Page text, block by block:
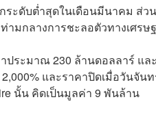
ระดับต่ำสุดในเดือนมีนาคม ส่ว
ามกลางการชะลอตัวทางเศรษ
ประมาณ 230 ล้านดอลลาร์ แล
และราคาปิดเมื่อวันจัน
นั้น คิดเป็นมูลค่า 9 พันล้าน